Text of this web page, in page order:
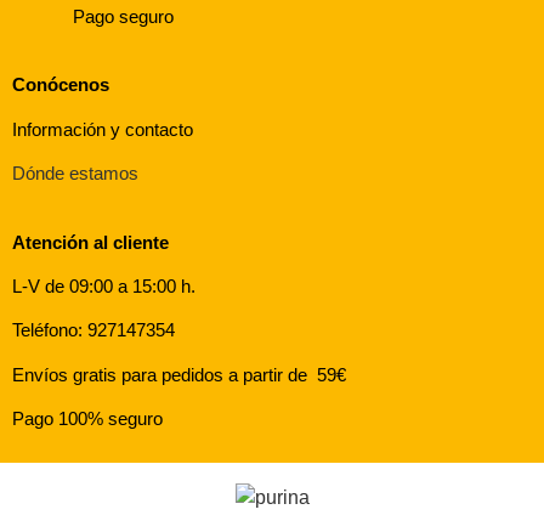
Pago seguro
Conócenos
Información y contacto
Dónde estamos
Atención al cliente
L-V de 09:00 a 15:00 h.
Teléfono: 927147354
Envíos gratis para pedidos a partir de 59€
Pago 100% seguro